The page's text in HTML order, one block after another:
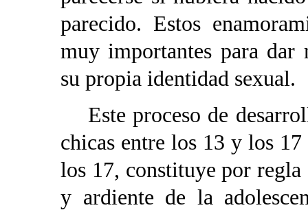
parecido. Estos
muy importantes para
su propia identidad sexual.
Este proceso de
chicas entre los 13 y los
los 17, constituye por
y ardiente de la